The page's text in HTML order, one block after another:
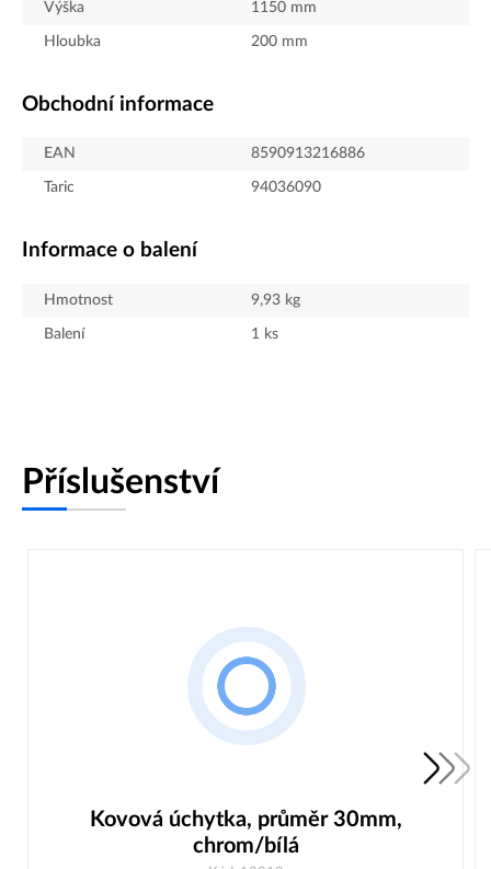
Výška 1150 mm
Hloubka 200 mm
Obchodní informace
EAN 8590913216886
Taric 94036090
Informace o balení
Hmotnost 9,93 kg
Balení 1 ks
Příslušenství
Kovová úchytka, průměr 30mm,
chrom/bílá